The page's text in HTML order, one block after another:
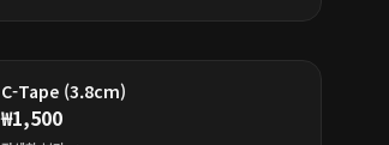
C-Tape (3.8cm)
₩1,500